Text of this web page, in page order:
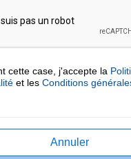
cette case, j'accepte la
et les Conditions
Annuler